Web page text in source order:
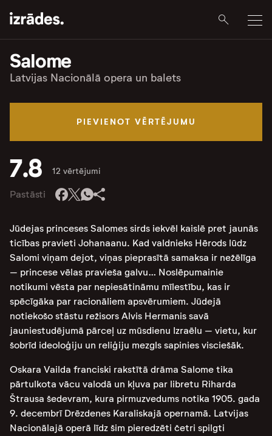
Salome
Latvijas Nacionālā opera un balets
PIEVIENOT VĒRTĒJUMU
7.8 12 vērtējumi
Pastāsti
Jūdejas princeses Salomes sirds iekvēl kaislē pret jaunās
ticības pravieti Johanaanu. Kad valdnieks Hērods lūdz
Salomi viņam dejot, viņas pieprasītā samaksa ir nežēlīga
– princese vēlas pravieša galvu… Noslēpumainie
notikumi vēsta par nepiesātināmu mīlestību, kas ir
spēcīgāka par racionāliem apsvērumiem. Jūdejā
notiekošo stāstu režisors Alvis Hermanis savā
jauniestudējumā pārceļ uz mūsdienu Izraēlu – vietu, kur
šobrīd ideoloģiju un reliģiju mezgls sapinies visciešāk.
Oskara Vailda franciski rakstītā drāma Salome tika
pārtulkota vācu valodā un kļuva par libretu Riharda
Štrausa šedevram, kura pirmuzvedums notika 1905. gada
9. decembrī Drēzdenes Karaliskajā opernamā. Latvijas
Nacionālajā operā līdz šim pieredzēti četri spilgti